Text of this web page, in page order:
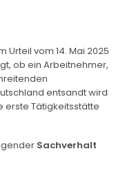
Urteil vom 14. Mai 2025
ob ein Arbeitnehmer,
entsandt wird
erste Tätigkeitsstätte
Sachverhalt